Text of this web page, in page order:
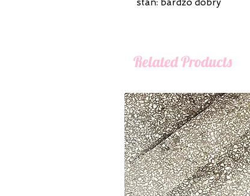
stan: bardzo dobry
Related Products